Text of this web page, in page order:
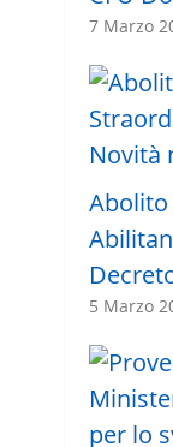
7 Marzo
5 Marzo